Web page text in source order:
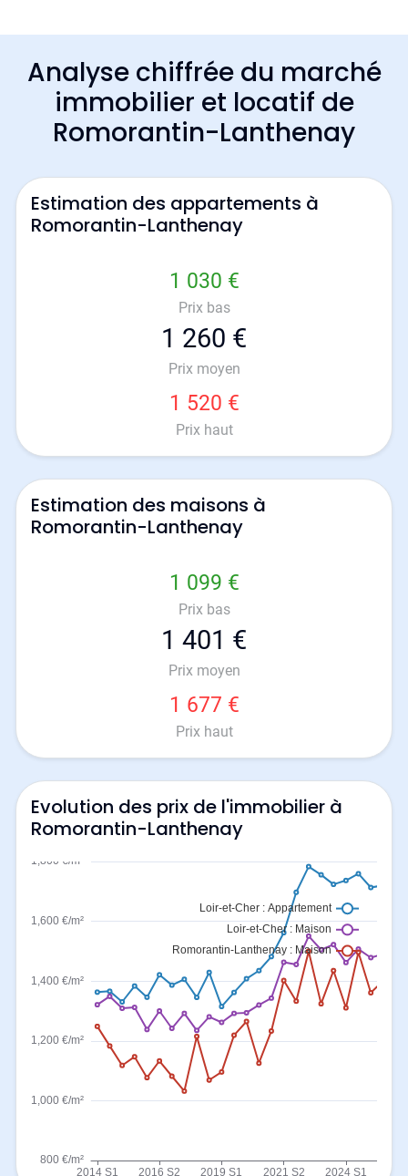
Analyse chiffrée du marché
immobilier et locatif de
Romorantin-Lanthenay
Estimation des appartements à
Romorantin-Lanthenay
1 030 €
Prix bas
1 260 €
Prix moyen
1 520 €
Prix haut
Estimation des maisons à
Romorantin-Lanthenay
1 099 €
Prix bas
1 401 €
Prix moyen
1 677 €
Prix haut
Evolution des prix de l'immobilier à
Romorantin-Lanthenay